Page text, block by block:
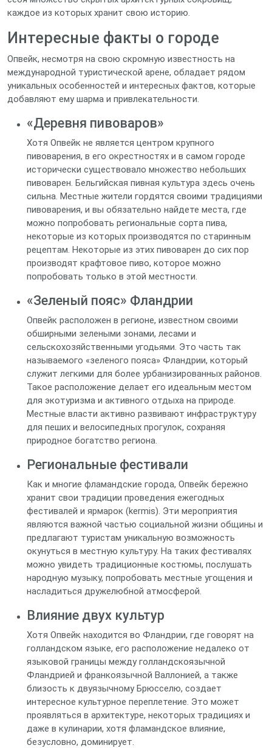
каждое из которых хранит свою историю.
Интересные факты о городе
Опвейк, несмотря на свою скромную известность на
международной туристической арене, обладает рядом
уникальных особенностей и интересных фактов, которые
добавляют ему шарма и привлекательности.
«Деревня пивоваров»
Хотя Опвейк не является центром крупного
пивоварения, в его окрестностях и в самом городе
исторически существовало множество небольших
пивоварен. Бельгийская пивная культура здесь очень
сильна. Местные жители гордятся своими традициями
пивоварения, и вы обязательно найдете места, где
можно попробовать региональные сорта пива,
некоторые из которых производятся по старинным
рецептам. Некоторые из этих пивоварен до сих пор
производят крафтовое пиво, которое можно
попробовать только в этой местности.
«Зеленый пояс» Фландрии
Опвейк расположен в регионе, известном своими
обширными зелеными зонами, лесами и
сельскохозяйственными угодьями. Это часть так
называемого «зеленого пояса» Фландрии, который
служит легкими для более урбанизированных районов.
Такое расположение делает его идеальным местом
для экотуризма и активного отдыха на природе.
Местные власти активно развивают инфраструктуру
для пеших и велосипедных прогулок, сохраняя
природное богатство региона.
Региональные фестивали
Как и многие фламандские города, Опвейк бережно
хранит свои традиции проведения ежегодных
фестивалей и ярмарок (kermis). Эти мероприятия
являются важной частью социальной жизни общины и
предлагают туристам уникальную возможность
окунуться в местную культуру. На таких фестивалях
можно увидеть традиционные костюмы, послушать
народную музыку, попробовать местные угощения и
насладиться дружелюбной атмосферой.
Влияние двух культур
Хотя Опвейк находится во Фландрии, где говорят на
голландском языке, его расположение недалеко от
языковой границы между голландскоязычной
Фландрией и франкоязычной Валлонией, а также
близость к двуязычному Брюсселю, создает
интересное культурное переплетение. Это может
проявляться в архитектуре, некоторых традициях и
даже в кулинарии, хотя фламандское влияние,
безусловно, доминирует.